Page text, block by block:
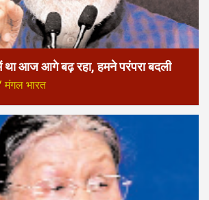
था आज आगे बढ़ रहा, हमने परंपरा बदली
मंगल भारत